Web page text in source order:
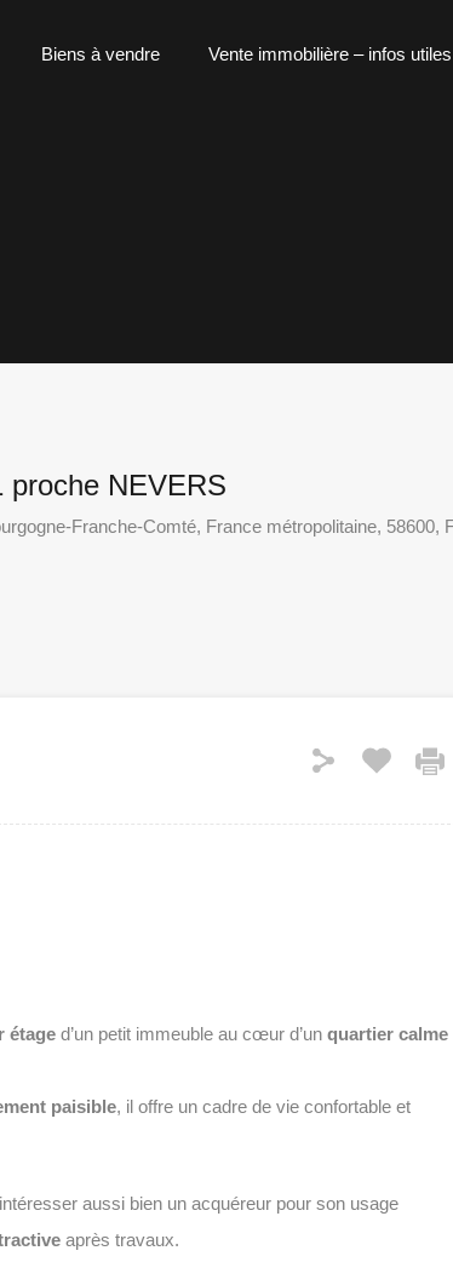
Biens à vendre Vente immobilière – infos utiles
proche NEVERS
Franche-Comté, France métropolitaine, 58600,
étage d’un petit immeuble au cœur d’un quartier calme
paisible, il offre un cadre de vie confortable et
aussi bien un acquéreur pour son usage
après travaux.